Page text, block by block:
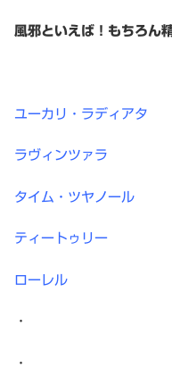
風邪といえば！もちろん
ユーカリ・ラディアタ
ラヴィンツァラ
タイム・ツヤノール
ティートゥリー
ローレル
・
・